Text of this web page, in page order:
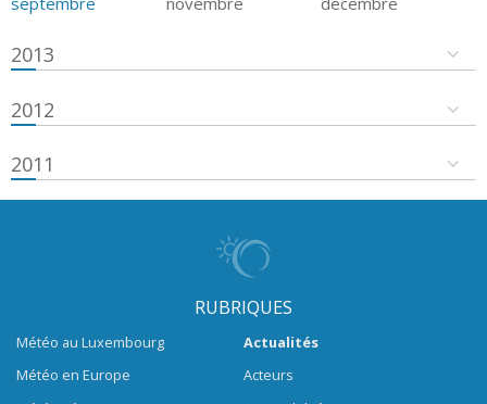
2013
2012
2011
RUBRIQUES
Météo au Luxembourg
Météo en Europe
Actualités
Acteurs